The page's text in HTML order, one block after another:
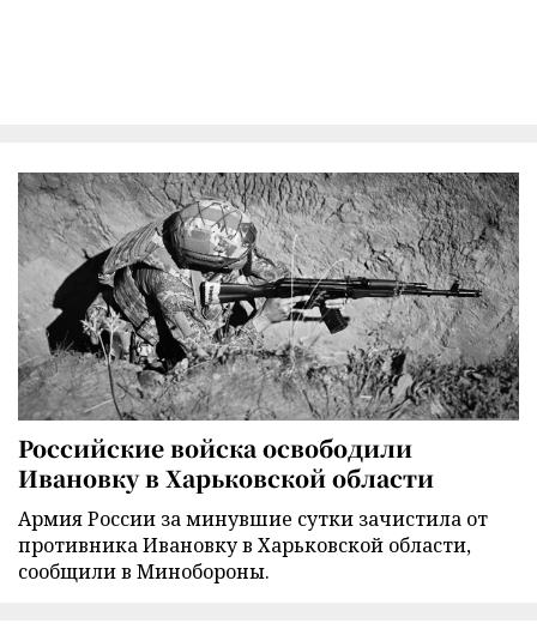
Российские войска освободили
Ивановку в Харьковской области
Армия России за минувшие сутки зачистила от
противника Ивановку в Харьковской области,
сообщили в Минобороны.